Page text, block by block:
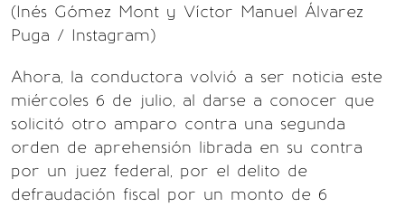
(Inés Gómez Mont y Víctor Manuel Álvarez
Puga / Instagram)
Ahora, la conductora volvió a ser noticia este
miércoles 6 de julio, al darse a conocer que
solicitó otro amparo contra una segunda
orden de aprehensión librada en su contra
por un juez federal, por el delito de
defraudación fiscal por un monto de 6